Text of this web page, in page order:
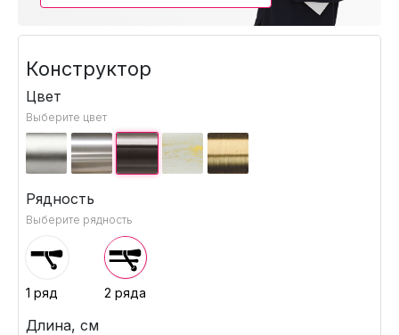
Конструктор
Цвет
Выберите цвет
Рядность
Выберите рядность
1 ряд 2 ряда
Длина, см